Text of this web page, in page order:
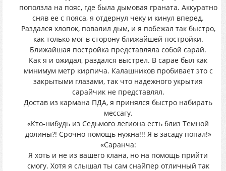
поползла на пояс, где была дымовая граната. Аккуратно
сняв ее с пояса, я отдернул чеку и кинул вперед.
Раздался хлопок, повалил дым, и я побежал так быстро,
как только мог в сторону ближайшей постройки.
Ближайшая постройка представляла собой сарай.
Как я и ожидал, раздался выстрел. В сарае был как
минимум метр кирпича. Калашников пробивает это с
закрытыми глазами, так что надежного укрытия
сарайчик не представлял.
Достав из кармана ПДА, я принялся быстро набирать
мессагу.
«Кто-нибудь из Седьмого легиона есть близ Темной
долины?! Срочно помощь нужна!!! Я в засаду попал!»
«Саранча:
Я хоть и не из вашего клана, но на помощь прийти
смогу. Хотя я слышал ты сам снайпер отличный так